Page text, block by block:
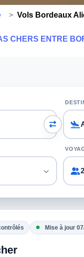
> Vols Bordeaux
CHERS ENTRE
Mise à jour